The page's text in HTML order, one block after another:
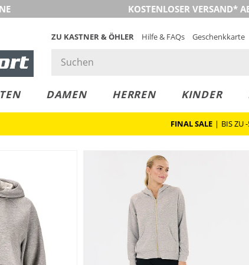
KOSTENLOSER VERSAND*
ZU KASTNER & ÖHLER Hilfe & FAQs Geschenkkarte
DAMEN HERREN KINDER
FINAL SALE | BIS ZU